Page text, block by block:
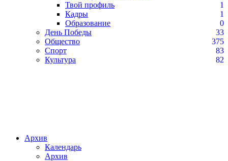
Твой профиль
1
Кадры
1
Образование
0
День Победы
33
Общество
375
Спорт
83
Культура
82
Архив
Календарь
Архив